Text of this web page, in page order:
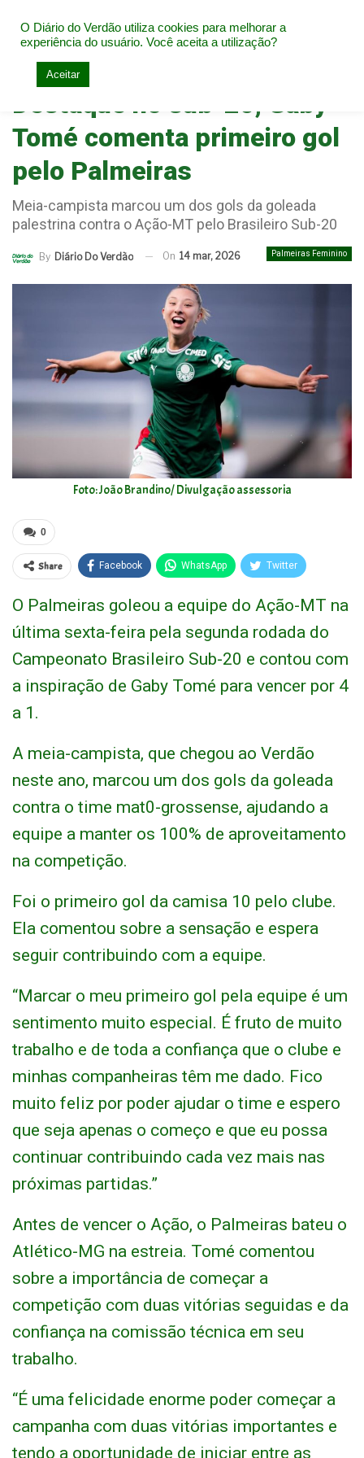
Home Palmeiras Feminino
Destaque no sub-20, Gaby
Tomé comenta primeiro gol
pelo Palmeiras
Meia-campista marcou um dos gols da goleada
palestrina contra o Ação-MT pelo Brasileiro Sub-20
Palmeiras Feminino
By Diário Do Verdão On 14 mar, 2026
Foto: João Brandino/ Divulgação assessoria
0
Share Facebook WhatsApp Twitter
O Palmeiras goleou a equipe do Ação-MT na
última sexta-feira pela segunda rodada do
Campeonato Brasileiro Sub-20 e contou com
a inspiração de Gaby Tomé para vencer por 4
a 1.
A meia-campista, que chegou ao Verdão
neste ano, marcou um dos gols da goleada
contra o time mat0-grossense, ajudando a
equipe a manter os 100% de aproveitamento
na competição.
Foi o primeiro gol da camisa 10 pelo clube.
Ela comentou sobre a sensação e espera
seguir contribuindo com a equipe.
“Marcar o meu primeiro gol pela equipe é um
sentimento muito especial. É fruto de muito
trabalho e de toda a confiança que o clube e
minhas companheiras têm me dado. Fico
muito feliz por poder ajudar o time e espero
que seja apenas o começo e que eu possa
continuar contribuindo cada vez mais nas
próximas partidas.”
Antes de vencer o Ação, o Palmeiras bateu o
Atlético-MG na estreia. Tomé comentou
sobre a importância de começar a
competição com duas vitórias seguidas e da
confiança na comissão técnica em seu
trabalho.
“É uma felicidade enorme poder começar a
campanha com duas vitórias importantes e
tendo a oportunidade de iniciar entre as
O Diário do Verdão utiliza cookies para melhorar a
experiência do usuário. Você aceita a utilização?
Aceitar